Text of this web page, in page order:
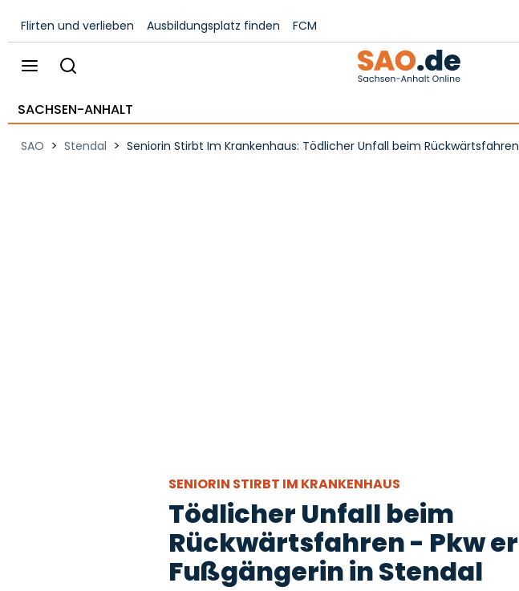
Flirten und verlieben Ausbildungsplatz finden FCM
SACHSEN-ANHALT
SAO > Stendal > Seniorin Stirbt Im Krankenhaus: Tödlicher Unfall beim
SENIORIN STIRBT IM KRANKENHAUS
Tödlicher Unfall beim
Rückwärtsfahren - Pkw
Fußgängerin in Stendal